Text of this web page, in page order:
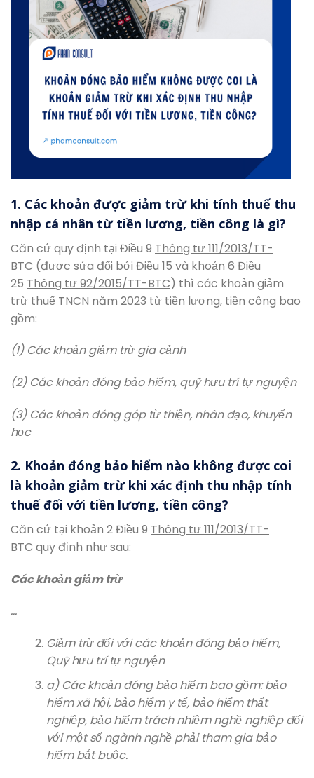
1. Các khoản được giảm trừ khi tính thuế thu
nhập cá nhân từ tiền lương, tiền công là gì?
Căn cứ quy định tại Điều 9 Thông tư 111/2013/TT-
BTC (được sửa đổi bởi Điều 15 và khoản 6 Điều
25 Thông tư 92/2015/TT-BTC) thì các khoản giảm
trừ thuế TNCN năm 2023 từ tiền lương, tiền công bao
gồm:
(1) Các khoản giảm trừ gia cảnh
(2) Các khoản đóng bảo hiểm, quỹ hưu trí tự nguyện
(3) Các khoản đóng góp từ thiện, nhân đạo, khuyến
học
2. Khoản đóng bảo hiểm nào không được coi
là khoản giảm trừ khi xác định thu nhập tính
thuế đối với tiền lương, tiền công?
Căn cứ tại khoản 2 Điều 9 Thông tư 111/2013/TT-
BTC quy định như sau:
Các khoản giảm trừ
…
Giảm trừ đối với các khoản đóng bảo hiểm,
Quỹ hưu trí tự nguyện
a) Các khoản đóng bảo hiểm bao gồm: bảo
hiểm xã hội, bảo hiểm y tế, bảo hiểm thất
nghiệp, bảo hiểm trách nhiệm nghề nghiệp đối
với một số ngành nghề phải tham gia bảo
hiểm bắt buộc.